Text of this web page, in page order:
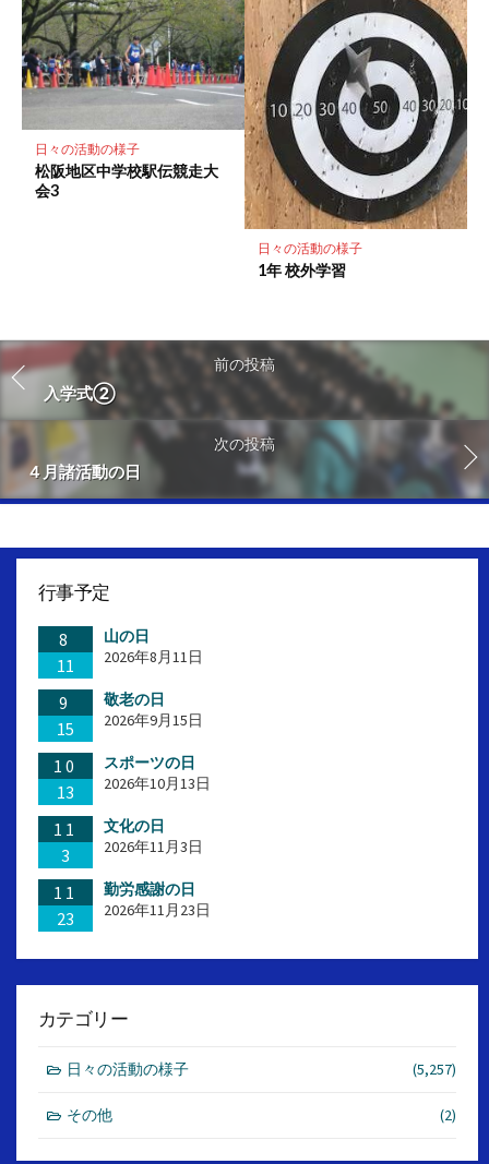
日々の活動の様子
松阪地区中学校駅伝競走大
会3
日々の活動の様子
1年 校外学習
前の投稿
入学式②
次の投稿
４月諸活動の日
行事予定
8
11
山の日
2026年8月11日
9
15
敬老の日
2026年9月15日
10
13
スポーツの日
2026年10月13日
11
3
文化の日
2026年11月3日
11
23
勤労感謝の日
2026年11月23日
カテゴリー
日々の活動の様子 (5,257)
その他 (2)